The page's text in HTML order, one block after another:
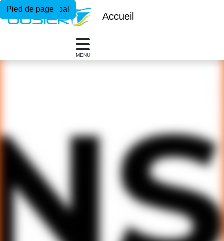
Menu principal
Contenu principal
Pied de page
Accueil
MENU